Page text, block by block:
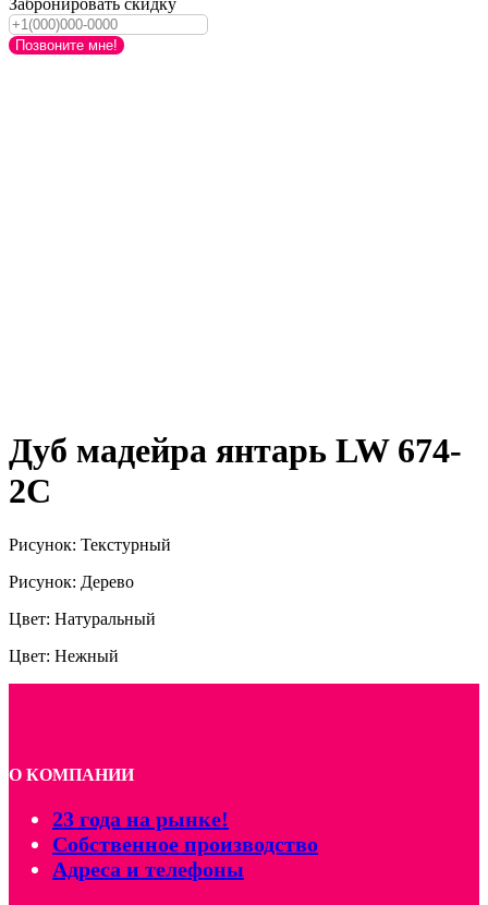
Забронировать скидку
Позвоните мне!
Дуб мадейра янтарь LW 674-
2C
Рисунок: Текстурный
Рисунок: Дерево
Цвет: Натуральный
Цвет: Нежный
О КОМПАНИИ
23 года на рынке!
Собственное производство
Адреса и телефоны